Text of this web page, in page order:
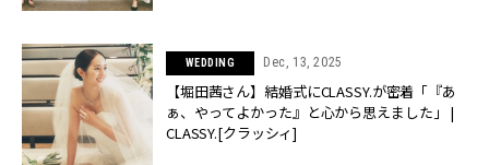
WEDDING Dec, 13, 2025
【堀田茜さん】結婚式にCLASSY.が密着「『あ
ぁ、やってよかった』と心から思えました」 |
CLASSY.[クラッシィ]